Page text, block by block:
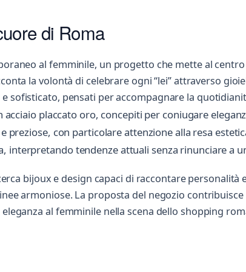
di Roma
al femminile, un progetto che mette al
la volontà di celebrare ogni “lei” attraverso
sofisticato, pensati per accompagnare la
placcato oro, concepiti per coniugare
preziose, con particolare attenzione alla resa
tendenze attuali senza rinunciare a
bijoux e design capaci di raccontare
armoniose. La proposta del negozio
al femminile nella scena dello shopping